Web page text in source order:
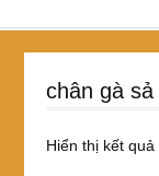
chân gà
Hiển thị kết